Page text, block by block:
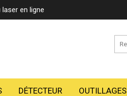
en ligne
DÉTECTEUR OUTILLAGES